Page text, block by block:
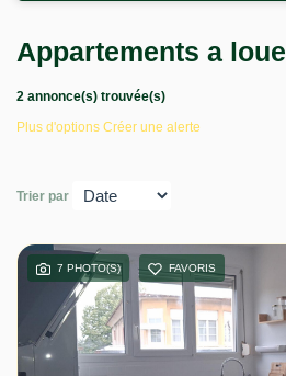
Gestion
Estimation
Appartements a
2 annonce(s) trouvée(s)
Plus d'options Créer une alerte
Trier par
7 PHOTO(S) FAVORIS